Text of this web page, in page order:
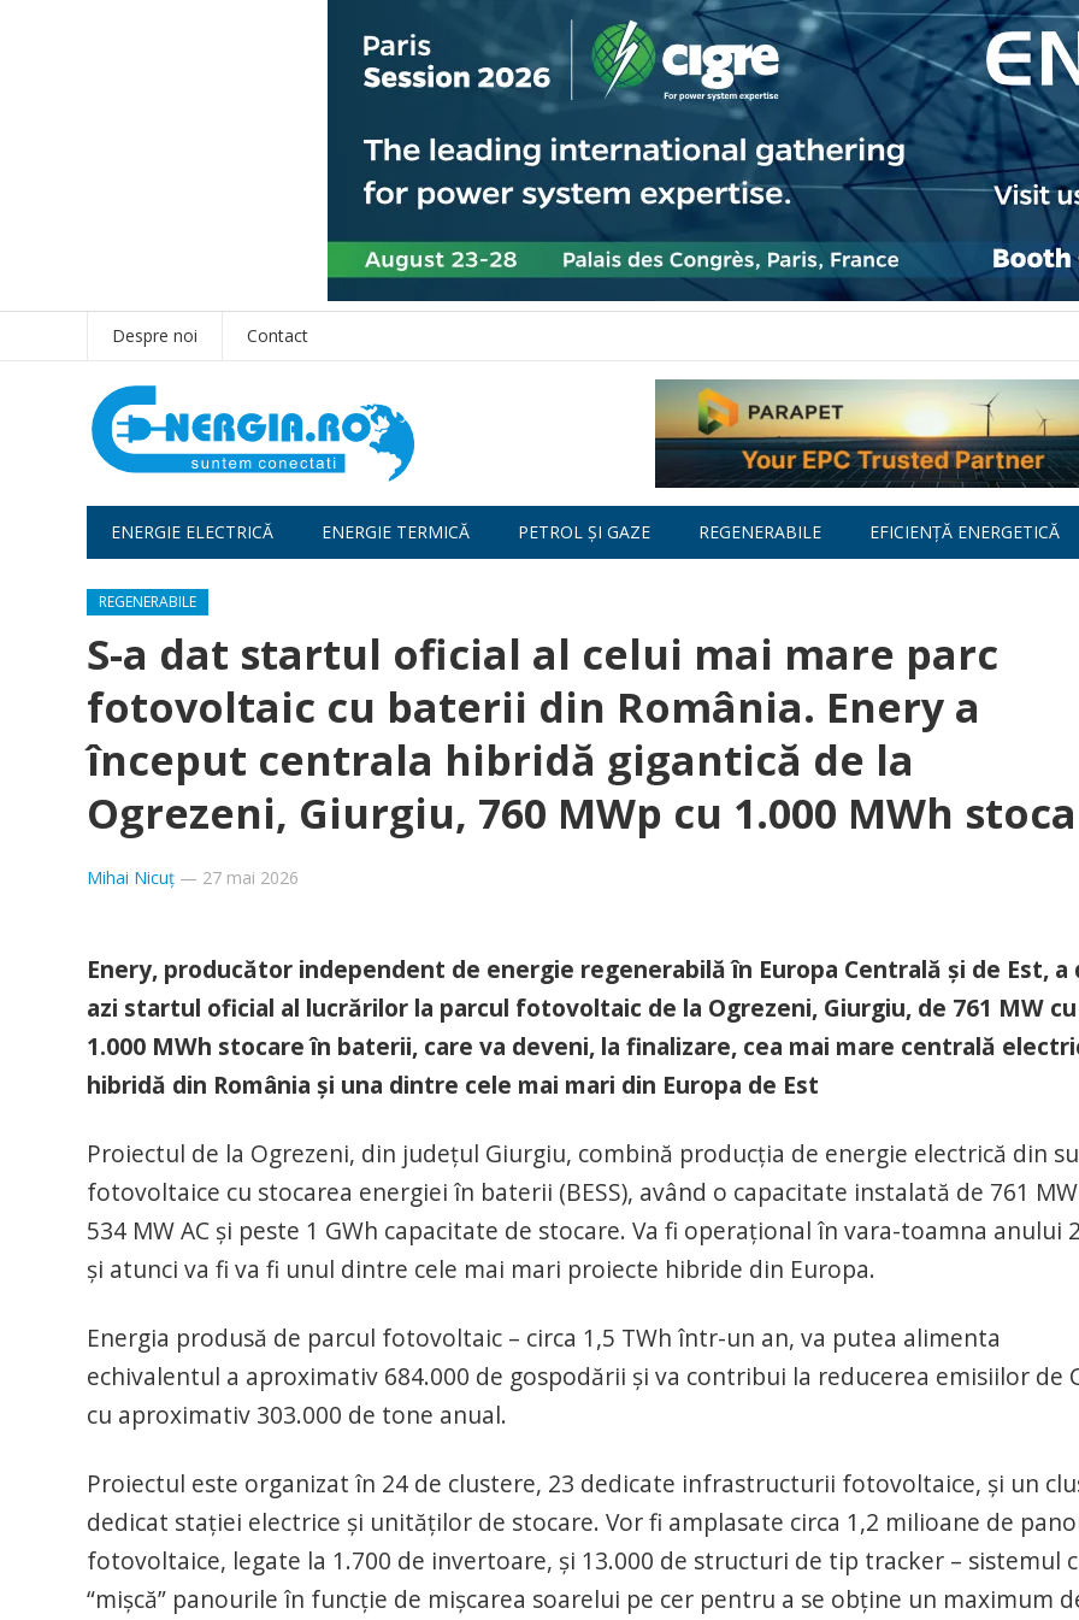
Despre noi Contact
ENERGIE ELECTRICĂ ENERGIE TERMICĂ PETROL ȘI GAZE REGENERABILE EFICIENȚĂ ENERGETICĂ
REGENERABILE
S-a dat startul oficial al celui mai mare parc
fotovoltaic cu baterii din România. Enery a
început centrala hibridă gigantică de la
Ogrezeni, Giurgiu, 760 MWp cu 1.000 MWh
Mihai Nicuț — 27 mai 2026
Enery, producător independent de energie regenerabilă în Europa Centrală și de Est, a
azi startul oficial al lucrărilor la parcul fotovoltaic de la Ogrezeni, Giurgiu, de 761 MW cu
1.000 MWh stocare în baterii, care va deveni, la finalizare, cea mai mare centrală
hibridă din România și una dintre cele mai mari din Europa de Est
Proiectul de la Ogrezeni, din județul Giurgiu, combină producția de energie electrică din
fotovoltaice cu stocarea energiei în baterii (BESS), având o capacitate instalată de 761
534 MW AC și peste 1 GWh capacitate de stocare. Va fi operațional în vara-toamna anului
și atunci va fi va fi unul dintre cele mai mari proiecte hibride din Europa.
Energia produsă de parcul fotovoltaic – circa 1,5 TWh într-un an, va putea alimenta
echivalentul a aproximativ 684.000 de gospodării și va contribui la reducerea emisiilor de
cu aproximativ 303.000 de tone anual.
Proiectul este organizat în 24 de clustere, 23 dedicate infrastructurii fotovoltaice, și un
dedicat stației electrice și unităților de stocare. Vor fi amplasate circa 1,2 milioane de
fotovoltaice, legate la 1.700 de invertoare, și 13.000 de structuri de tip tracker – sistemul
“mișcă” panourile în funcție de mișcarea soarelui pe cer pentru a se obține un maximum